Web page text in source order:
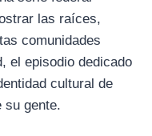
las raíces,
comunidades
el episodio dedicado
cultural de
su gente.